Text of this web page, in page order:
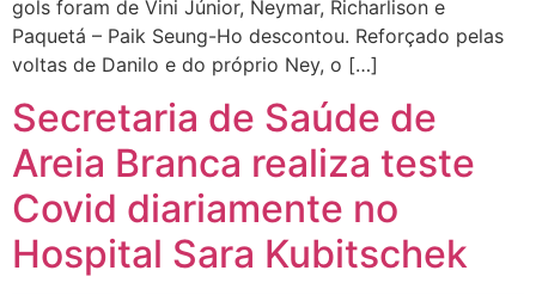
gols foram de Vini Júnior, Neymar, Richarlison e
Paquetá – Paik Seung-Ho descontou. Reforçado pelas
voltas de Danilo e do próprio Ney, o […]
Secretaria de Saúde de
Areia Branca realiza teste
Covid diariamente no
Hospital Sara Kubitschek